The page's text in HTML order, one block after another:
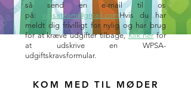
så send en e-mail til os
på:
wpsateam@gmail.comHvis du har
meldt dig frivilligt for nylig og har brug
for at kræve udgifter tilbage,Klik herfor
at udskrive en WPSA-
udgiftskravsformular.
KOM MED TIL MØDER